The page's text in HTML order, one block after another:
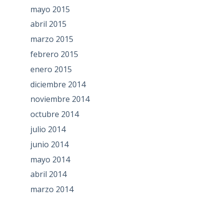
mayo 2015
abril 2015
marzo 2015
febrero 2015
enero 2015
diciembre 2014
noviembre 2014
octubre 2014
julio 2014
junio 2014
mayo 2014
abril 2014
marzo 2014